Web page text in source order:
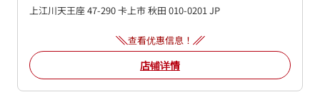
上江川天王座 47-290卡上市秋田 010-0201JP
查看优惠信息！
店铺详情